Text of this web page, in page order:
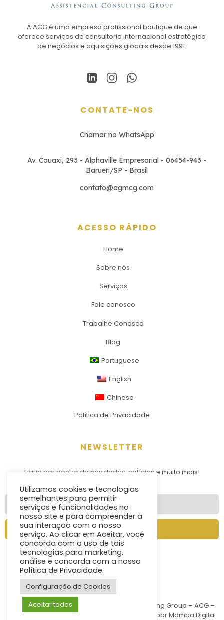
A ACG é uma empresa profissional boutique de que
oferece serviços de consultoria internacional estratégica
de negócios e aquisições globais desde 1991.
CONTATE-NOS
Chamar no WhatsApp
Av. Cauaxi, 293 - Alphaville Empresarial - 06454-943 -
Barueri/SP - Brasil
contato@agmcg.com
ACESSO RÁPIDO
Home
Sobre nós
Serviços
Fale conosco
Trabalhe Conosco
Blog
Portuguese
English
Chinese
Política de Privacidade
NEWSLETTER
Fique por dentro de novidades, notícias e muito mais!
Enviar
Copyright © 1991 – 2021 – Assistencial Consulting Group – ACG –
Todos os Direitos Reservados | Desenvolvido porMamba Digital
Utilizamos cookies e tecnologias
semelhantes para permitir
serviços e funcionalidades no
nosso site e para compreender a
sua interação com o nosso
serviço. Ao clicar em Aceitar, você
concorda com o uso de tais
tecnologias para marketing,
análise e concorda com a nossa
Política de Privacidade.
Configuração de Cookies
Aceitar todos